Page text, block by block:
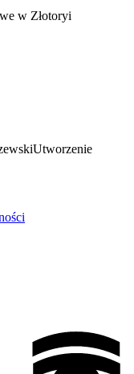
w Złotoryi
Utworzenie